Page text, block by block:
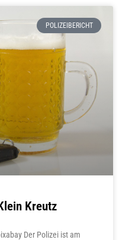
POLIZEIBERICHT
Kreutz
Der Polizei ist am